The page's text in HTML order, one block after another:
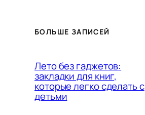
БОЛЬШЕ ЗАПИСЕЙ
Лето без гаджетов:
закладки для книг,
которые легко сделать с
детьми